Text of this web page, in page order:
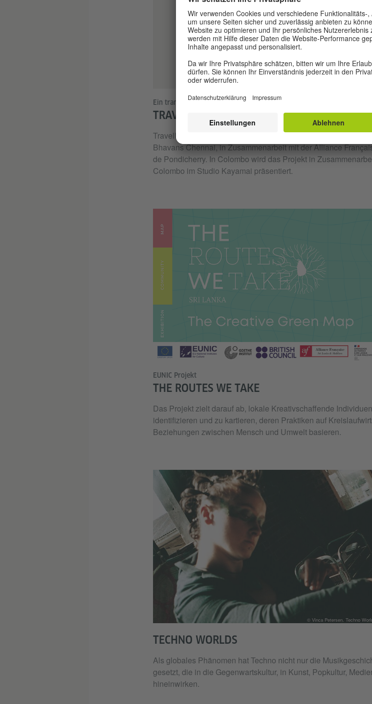
Ein transdisziplinäres Projekt
TRAVELLING PLANTS
Travelling Plants ist ein transdisziplinäres Projekt unter der
Bhavans Chennai, in Zusammenarbeit mit der Alliance
de Pondicherry. In Colombo wird das Projekt in
Colombo im Studio Kayamai präsentiert.
EUNIC Projekt
THE ROUTES WE TAKE
Das Projekt zielt darauf ab, lokale Kreativschaffende
identifizieren und zu kartieren, deren Praktiken auf
Beziehungen zwischen Mensch und Umwelt basieren.
© Vinca Petersen. Techno
TECHNO WORLDS
Als globales Phänomen hat Techno nicht nur die
gesetzt, die in die Gegenwartskultur, in Kunst, Popkultur,
hineinwirken.